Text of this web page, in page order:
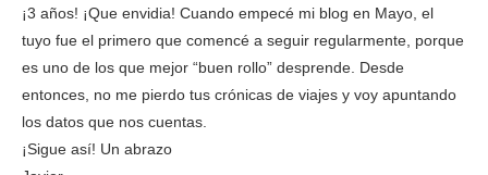
¡3 años! ¡Que envidia! Cuando empecé mi blog en Mayo, el
tuyo fue el primero que comencé a seguir regularmente, porque
es uno de los que mejor “buen rollo” desprende. Desde
entonces, no me pierdo tus crónicas de viajes y voy apuntando
los datos que nos cuentas.
¡Sigue así! Un abrazo